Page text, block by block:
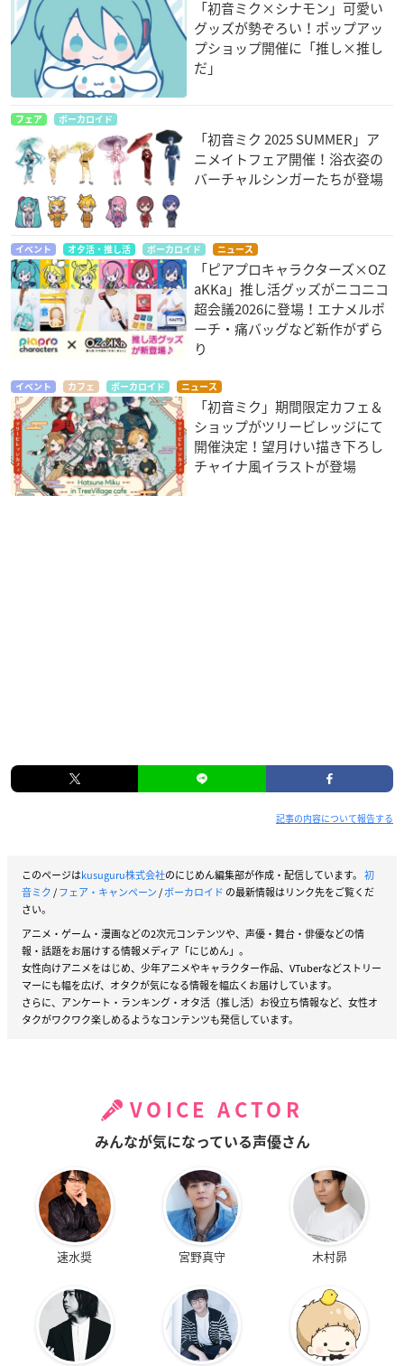
「初音ミク×シナモン」可愛い
グッズが勢ぞろい！ポップアッ
プショップ開催に「推し×推し
だ」
フェア ボーカロイド
「初音ミク 2025 SUMMER」ア
ニメイトフェア開催！浴衣姿の
バーチャルシンガーたちが登場
イベント オタ活・推し活 ボーカロイド ニュース
「ピアプロキャラクターズ×OZ
aKKa」推し活グッズがニコニコ
超会議2026に登場！エナメルポ
ーチ・痛バッグなど新作がずら
り
イベント カフェ ボーカロイド ニュース
「初音ミク」期間限定カフェ＆
ショップがツリービレッジにて
開催決定！望月けい描き下ろし
チャイナ風イラストが登場
記事の内容について報告する
このページはkusuguru株式会社のにじめん編集部が作成・配信しています。 初
音ミク/フェア・キャンペーン/ボーカロイド の最新情報はリンク先をご覧くだ
さい。
アニメ・ゲーム・漫画などの2次元コンテンツや、声優・舞台・俳優などの情
報・話題をお届けする情報メディア「にじめん」。
女性向けアニメをはじめ、少年アニメやキャラクター作品、VTuberなどストリー
マーにも幅を広げ、オタクが気になる情報を幅広くお届けしています。
さらに、アンケート・ランキング・オタ活（推し活）お役立ち情報など、女性オ
タクがワクワク楽しめるようなコンテンツも発信しています。
VOICE ACTOR
みんなが気になっている声優さん
速水奨 宮野真守 木村昴